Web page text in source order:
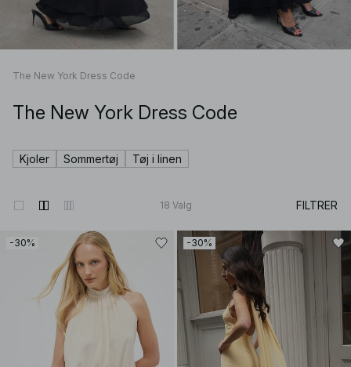
The New York Dress Code
The New York Dress Code
Kjoler Sommertøj Tøj i linen
18 Valg FILTRER
-30% -30%